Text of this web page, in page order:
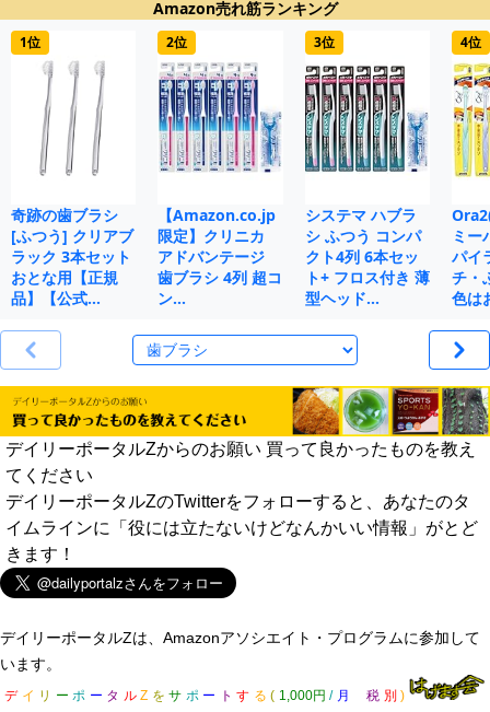
Amazon売れ筋ランキング
1位
奇跡の歯ブラシ
[ふつう] クリアブ
ラック 3本セット
おとな用【正規
品】【公式…
2位
【Amazon.co.jp
限定】クリニカ
アドバンテージ
歯ブラシ 4列 超コ
ン…
3位
システマ ハブラ
シ ふつう コンパ
クト4列 6本セッ
ト+ フロス付き 薄
型ヘッド…
4位
ミー
パイ
チ・
色は
デイリーポータルZからのお願い 買って良かったものを教え
てください
デイリーポータルZのTwitterをフォローすると、あなたのタ
イムラインに「役には立たないけどなんかいい情報」がとど
きます！
デイリーポータルZは、Amazonアソシエイト・プログラムに参加して
います。
デ イ リ ー ポ ー タ ル Z を サ ポ ー ト す る ( 1,000円 / 月 税 別 )